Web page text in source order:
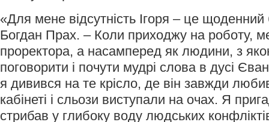
«Для мене відсутність Ігоря – це щоденний
Богдан Прах. – Коли приходжу на роботу,
проректора, а насамперед як людини, з
поговорити і почути мудрі слова в дусі
я дивився на те крісло, де він завжди
кабінеті і сльози виступали на очах. Я
стрибав у глибоку воду людських